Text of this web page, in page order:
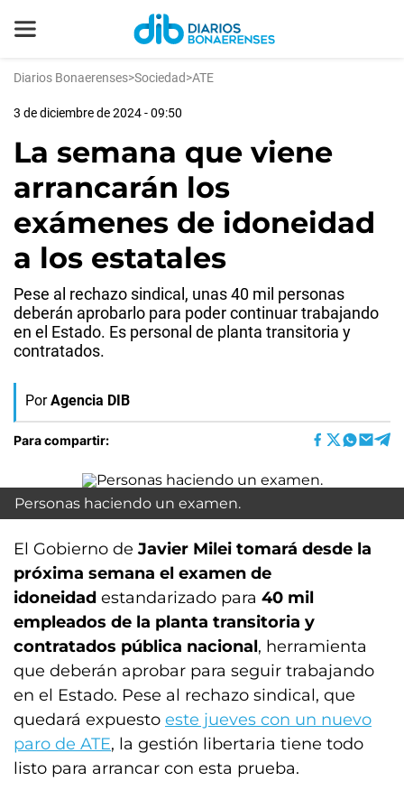
Diarios Bonaerenses>Sociedad>ATE
3 de diciembre de 2024 - 09:50
La semana que viene
arrancarán los
exámenes de idoneidad
a los estatales
Pese al rechazo sindical, unas 40 mil personas
deberán aprobarlo para poder continuar trabajando
en el Estado. Es personal de planta transitoria y
contratados.
Por Agencia DIB
Para compartir:
Personas haciendo un examen.
El Gobierno de Javier Milei tomará desde la
próxima semana el examen de
idoneidad estandarizado para 40 mil
empleados de la planta transitoria y
contratados pública nacional, herramienta
que deberán aprobar para seguir trabajando
en el Estado. Pese al rechazo sindical, que
quedará expuesto este jueves con un nuevo
paro de ATE, la gestión libertaria tiene todo
listo para arrancar con esta prueba.